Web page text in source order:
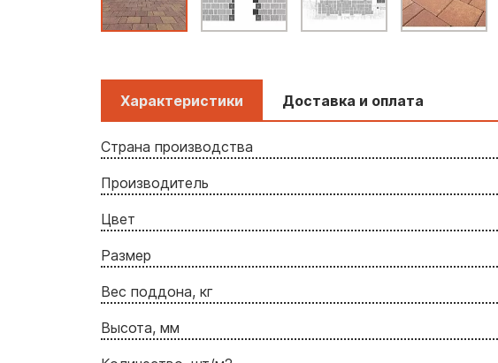
Характеристики Доставка и оплата
Страна производства
Производитель
Цвет
Размер
Вес поддона, кг
Высота, мм